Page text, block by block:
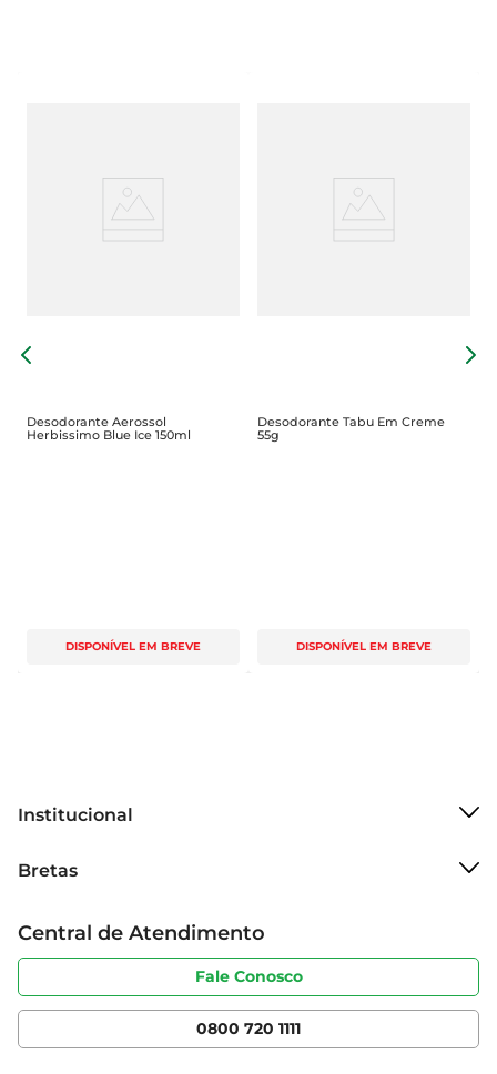
Desodorante Aerossol
Herbissimo Blue Ice 150ml
DISPONÍVEL EM BREVE
Desodorante Tabu Em Creme
55g
DISPONÍVEL EM BREVE
Institucional
Grupo Cencosud
Sobre privacidade
Portal do fornecedor
Cencosud Media
Bretas
Produtos Bretas
Código de ética
Serviços
Clube Bretas
Central de Atendimento
Fale Conosco
0800 720 1111